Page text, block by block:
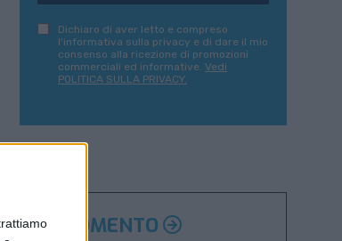
Dichiaro di aver letto e compreso
l'informativa sulla privacy e di dare il mio
consenso alla ricezione di promozioni
commerciali ed informative. Vedi
POLITICA SULLA PRIVACY.
ARGOMENTO